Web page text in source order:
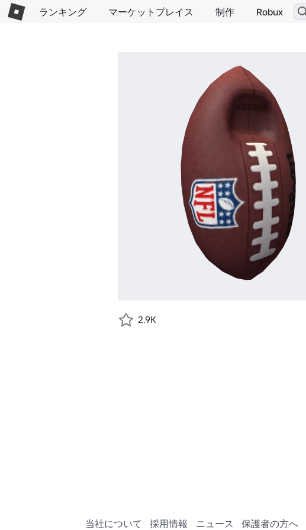
ランキング マーケットプレイス 制作 Robux
2.9K
当社について 採用情報 ニュース 保護者の方へ